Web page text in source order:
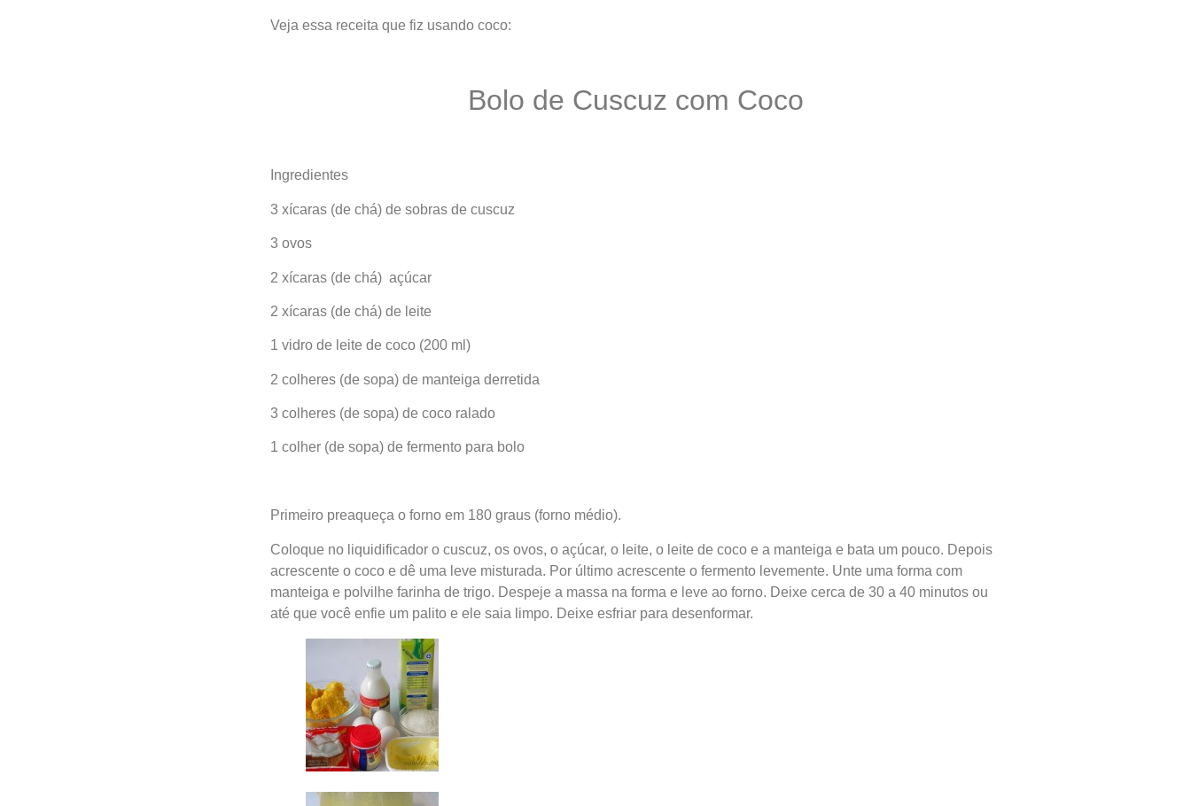
Veja essa receita que fiz usando coco:
Bolo de Cuscuz com Coco
Ingredientes
3 xícaras (de chá) de sobras de cuscuz
3 ovos
2 xícaras (de chá) açúcar
2 xícaras (de chá) de leite
1 vidro de leite de coco (200 ml)
2 colheres (de sopa) de manteiga derretida
3 colheres (de sopa) de coco ralado
1 colher (de sopa) de fermento para bolo
Primeiro preaqueça o forno em 180 graus (forno médio).
Coloque no liquidificador o cuscuz, os ovos, o açúcar, o leite, o leite de coco e a manteiga e bata um pouco. Depois
acrescente o coco e dê uma leve misturada. Por último acrescente o fermento levemente. Unte uma forma com
manteiga e polvilhe farinha de trigo. Despeje a massa na forma e leve ao forno. Deixe cerca de 30 a 40 minutos ou
até que você enfie um palito e ele saia limpo. Deixe esfriar para desenformar.